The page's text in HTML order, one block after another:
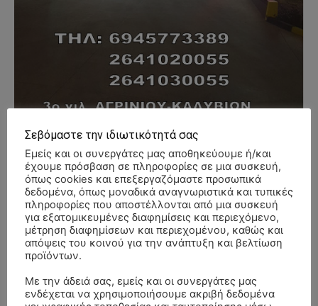
- Advertisment -
Σεβόμαστε την ιδιωτικότητά σας
Εμείς και οι συνεργάτες μας αποθηκεύουμε ή/και
έχουμε πρόσβαση σε πληροφορίες σε μια συσκευή,
όπως cookies και επεξεργαζόμαστε προσωπικά
δεδομένα, όπως μοναδικά αναγνωριστικά και τυπικές
πληροφορίες που αποστέλλονται από μια συσκευή
για εξατομικευμένες διαφημίσεις και περιεχόμενο,
μέτρηση διαφημίσεων και περιεχομένου, καθώς και
απόψεις του κοινού για την ανάπτυξη και βελτίωση
προϊόντων.
Με την άδειά σας, εμείς και οι συνεργάτες μας
ενδέχεται να χρησιμοποιήσουμε ακριβή δεδομένα